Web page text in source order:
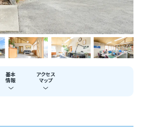
基本
情報
アクセス
マップ